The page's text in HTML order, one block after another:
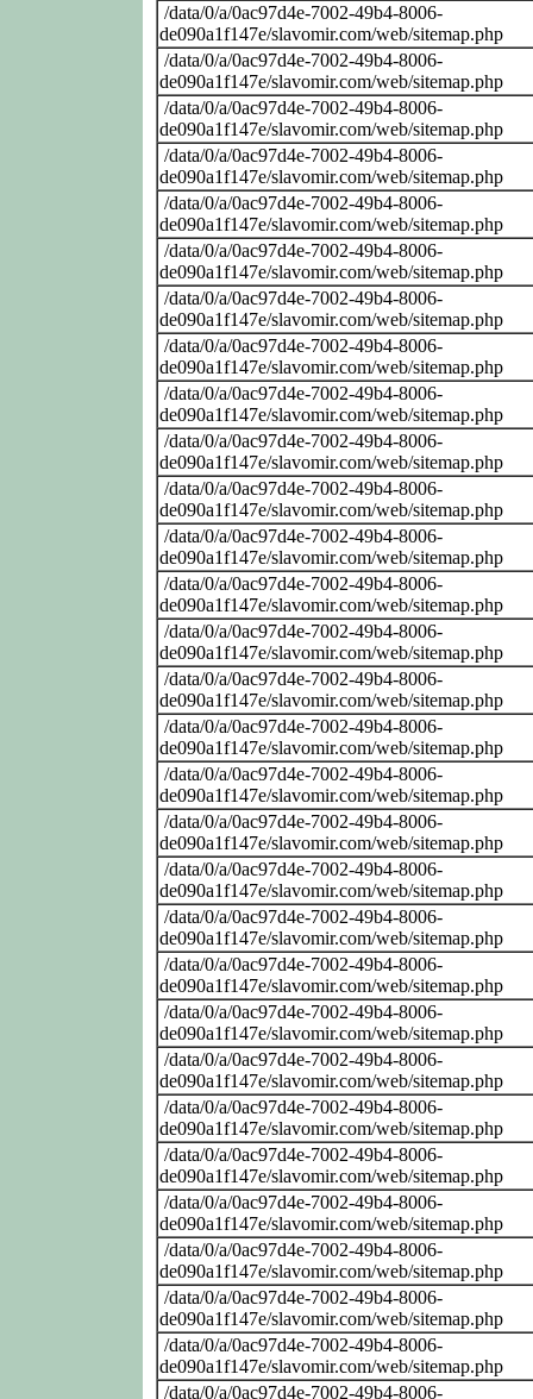
/data/0/a/0ac97d4e-7002-49b4-8006-
de090a1f147e/slavomir.com/web/sitemap.php
/data/0/a/0ac97d4e-7002-49b4-8006-
de090a1f147e/slavomir.com/web/sitemap.php
/data/0/a/0ac97d4e-7002-49b4-8006-
de090a1f147e/slavomir.com/web/sitemap.php
/data/0/a/0ac97d4e-7002-49b4-8006-
de090a1f147e/slavomir.com/web/sitemap.php
/data/0/a/0ac97d4e-7002-49b4-8006-
de090a1f147e/slavomir.com/web/sitemap.php
/data/0/a/0ac97d4e-7002-49b4-8006-
de090a1f147e/slavomir.com/web/sitemap.php
/data/0/a/0ac97d4e-7002-49b4-8006-
de090a1f147e/slavomir.com/web/sitemap.php
/data/0/a/0ac97d4e-7002-49b4-8006-
de090a1f147e/slavomir.com/web/sitemap.php
/data/0/a/0ac97d4e-7002-49b4-8006-
de090a1f147e/slavomir.com/web/sitemap.php
/data/0/a/0ac97d4e-7002-49b4-8006-
de090a1f147e/slavomir.com/web/sitemap.php
/data/0/a/0ac97d4e-7002-49b4-8006-
de090a1f147e/slavomir.com/web/sitemap.php
/data/0/a/0ac97d4e-7002-49b4-8006-
de090a1f147e/slavomir.com/web/sitemap.php
/data/0/a/0ac97d4e-7002-49b4-8006-
de090a1f147e/slavomir.com/web/sitemap.php
/data/0/a/0ac97d4e-7002-49b4-8006-
de090a1f147e/slavomir.com/web/sitemap.php
/data/0/a/0ac97d4e-7002-49b4-8006-
de090a1f147e/slavomir.com/web/sitemap.php
/data/0/a/0ac97d4e-7002-49b4-8006-
de090a1f147e/slavomir.com/web/sitemap.php
/data/0/a/0ac97d4e-7002-49b4-8006-
de090a1f147e/slavomir.com/web/sitemap.php
/data/0/a/0ac97d4e-7002-49b4-8006-
de090a1f147e/slavomir.com/web/sitemap.php
/data/0/a/0ac97d4e-7002-49b4-8006-
de090a1f147e/slavomir.com/web/sitemap.php
/data/0/a/0ac97d4e-7002-49b4-8006-
de090a1f147e/slavomir.com/web/sitemap.php
/data/0/a/0ac97d4e-7002-49b4-8006-
de090a1f147e/slavomir.com/web/sitemap.php
/data/0/a/0ac97d4e-7002-49b4-8006-
de090a1f147e/slavomir.com/web/sitemap.php
/data/0/a/0ac97d4e-7002-49b4-8006-
de090a1f147e/slavomir.com/web/sitemap.php
/data/0/a/0ac97d4e-7002-49b4-8006-
de090a1f147e/slavomir.com/web/sitemap.php
/data/0/a/0ac97d4e-7002-49b4-8006-
de090a1f147e/slavomir.com/web/sitemap.php
/data/0/a/0ac97d4e-7002-49b4-8006-
de090a1f147e/slavomir.com/web/sitemap.php
/data/0/a/0ac97d4e-7002-49b4-8006-
de090a1f147e/slavomir.com/web/sitemap.php
/data/0/a/0ac97d4e-7002-49b4-8006-
de090a1f147e/slavomir.com/web/sitemap.php
/data/0/a/0ac97d4e-7002-49b4-8006-
de090a1f147e/slavomir.com/web/sitemap.php
/data/0/a/0ac97d4e-7002-49b4-8006-